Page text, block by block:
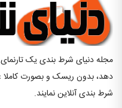
مجله دنیای شرط بندی یک
دهد، بدون ریسک و بصورت کاملا
شرط بندی آنلاین نمایند.